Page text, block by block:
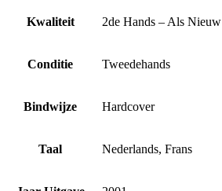
Kwaliteit 2de Hands – Als Nieuw
Conditie Tweedehands
Bindwijze Hardcover
Taal Nederlands, Frans